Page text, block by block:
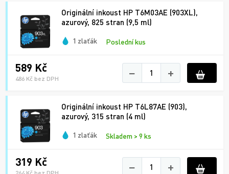
Originální inkoust HP T6M03AE (903XL),
azurový, 825 stran (9,5 ml)
1 zlaťák Poslední kus
589 Kč
486 Kč bez DPH − +
Originální inkoust HP T6L87AE (903),
azurový, 315 stran (4 ml)
1 zlaťák Skladem > 9 ks
319 Kč − +